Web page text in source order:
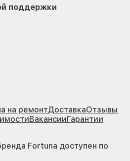
поддержки
на ремонтДоставкаОтзывы
ВакансииГарантии
Fortuna доступен по